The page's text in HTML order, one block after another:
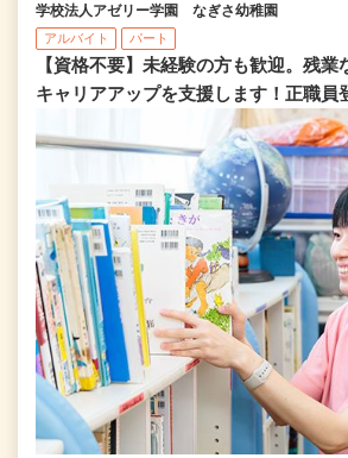
学校法人アゼリー学園 なぎさ幼稚園
アルバイト パート
【資格不要】未経験の方も歓迎。残業
キャリアアップを支援します！正職員